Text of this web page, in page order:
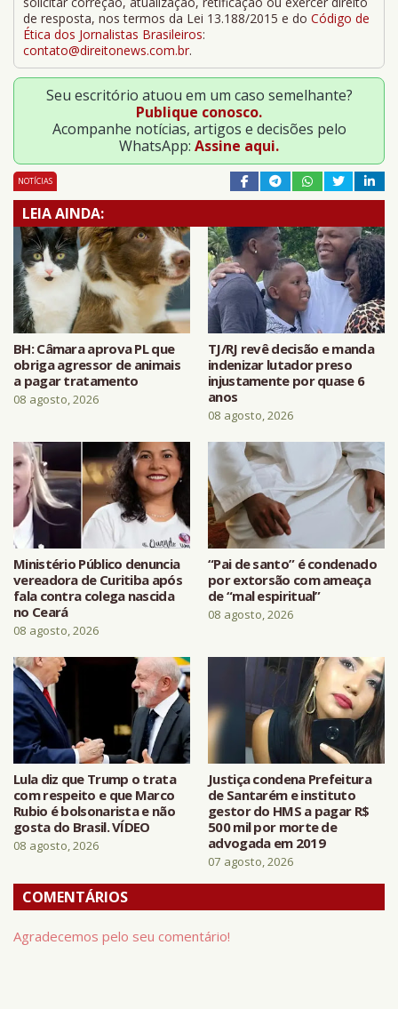
de resposta, nos termos da Lei 13.188/2015 e do Código de
Ética dos Jornalistas Brasileiros:
contato@direitonews.com.br.
Seu escritório atuou em um caso semelhante?
Publique conosco.
Acompanhe notícias, artigos e decisões pelo
WhatsApp: Assine aqui.
NOTÍCIAS
LEIA AINDA:
BH: Câmara aprova PL que
obriga agressor de animais
a pagar tratamento
08 agosto, 2026
TJ/RJ revê decisão e manda
indenizar lutador preso
injustamente por quase 6
anos
08 agosto, 2026
Ministério Público denuncia
vereadora de Curitiba após
fala contra colega nascida
no Ceará
08 agosto, 2026
“Pai de santo” é condenado
por extorsão com ameaça
de “mal espiritual”
08 agosto, 2026
Lula diz que Trump o trata
com respeito e que Marco
Rubio é bolsonarista e não
gosta do Brasil. VÍDEO
08 agosto, 2026
Justiça condena Prefeitura
de Santarém e instituto
gestor do HMS a pagar R$
500 mil por morte de
advogada em 2019
07 agosto, 2026
COMENTÁRIOS
Agradecemos pelo seu comentário!